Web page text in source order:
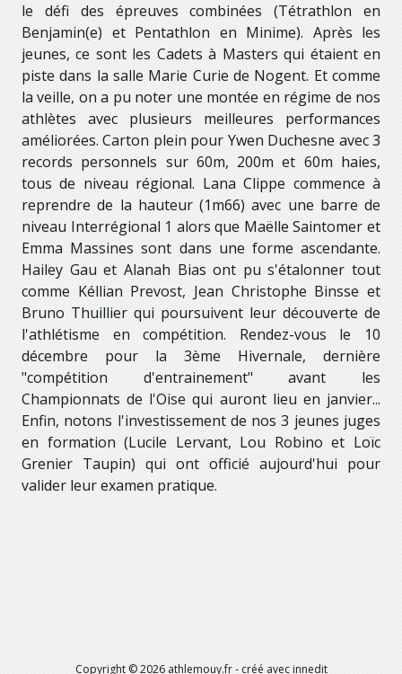
le défi des épreuves combinées (Tétrathlon en
Benjamin(e) et Pentathlon en Minime). Après les
jeunes, ce sont les Cadets à Masters qui étaient en
piste dans la salle Marie Curie de Nogent. Et comme
la veille, on a pu noter une montée en régime de nos
athlètes avec plusieurs meilleures performances
améliorées. Carton plein pour Ywen Duchesne avec 3
records personnels sur 60m, 200m et 60m haies,
tous de niveau régional. Lana Clippe commence à
reprendre de la hauteur (1m66) avec une barre de
niveau Interrégional 1 alors que Maëlle Saintomer et
Emma Massines sont dans une forme ascendante.
Hailey Gau et Alanah Bias ont pu s'étalonner tout
comme Kéllian Prevost, Jean Christophe Binsse et
Bruno Thuillier qui poursuivent leur découverte de
l'athlétisme en compétition. Rendez-vous le 10
décembre pour la 3ème Hivernale, dernière
"compétition d'entrainement" avant les
Championnats de l'Oise qui auront lieu en janvier...
Enfin, notons l'investissement de nos 3 jeunes juges
en formation (Lucile Lervant, Lou Robino et Loïc
Grenier Taupin) qui ont officié aujourd'hui pour
valider leur examen pratique.
Copyright ©2026 athlemouy.fr- créé avecinnedit